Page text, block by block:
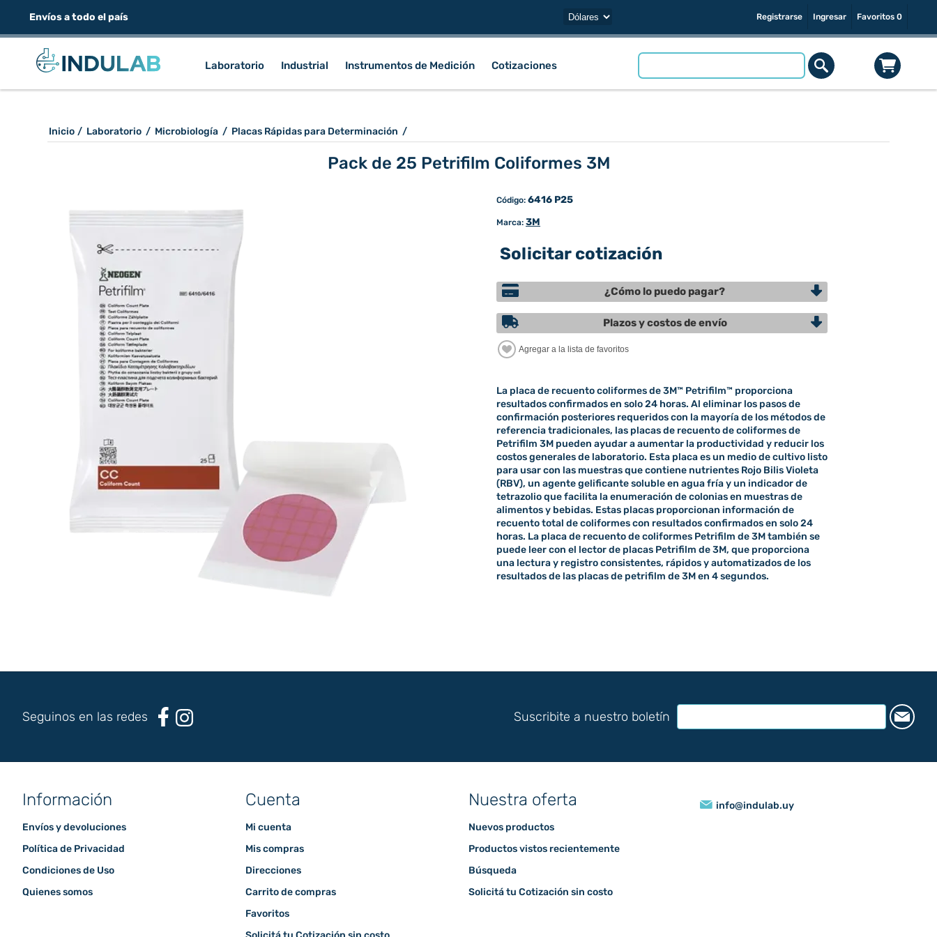
Envíos a todo el país Registrarse Ingresar Favoritos 0
Laboratorio Industrial Instrumentos de Medición Cotizaciones
Inicio / Laboratorio / Microbiología / Placas Rápidas para Determinación /
Pack de 25 Petrifilm Coliformes 3M
Código: 6416 P25
Marca: 3M
Solicitar cotización
¿Cómo lo puedo pagar?
Plazos y costos de envío
La placa de recuento coliformes de 3M™ Petrifilm™ proporciona
resultados confirmados en solo 24 horas. Al eliminar los pasos de
confirmación posteriores requeridos con la mayoría de los métodos de
referencia tradicionales, las placas de recuento de coliformes de
Petrifilm 3M pueden ayudar a aumentar la productividad y reducir los
costos generales de laboratorio. Esta placa es un medio de cultivo listo
para usar con las muestras que contiene nutrientes Rojo Bilis Violeta
(RBV), un agente gelificante soluble en agua fría y un indicador de
tetrazolio que facilita la enumeración de colonias en muestras de
alimentos y bebidas. Estas placas proporcionan información de
recuento total de coliformes con resultados confirmados en solo 24
horas. La placa de recuento de coliformes Petrifilm de 3M también se
puede leer con el lector de placas Petrifilm de 3M, que proporciona
una lectura y registro consistentes, rápidos y automatizados de los
resultados de las placas de petrifilm de 3M en 4 segundos.
Seguinos en las redes Suscribite a nuestro boletín
Información
Envíos y devoluciones
Política de Privacidad
Condiciones de Uso
Quienes somos
Cuenta
Mi cuenta
Mis compras
Direcciones
Carrito de compras
Favoritos
Nuestra oferta
Nuevos productos
Productos vistos recientemente
Búsqueda
Solicitá tu Cotización sin costo
info@indulab.uy